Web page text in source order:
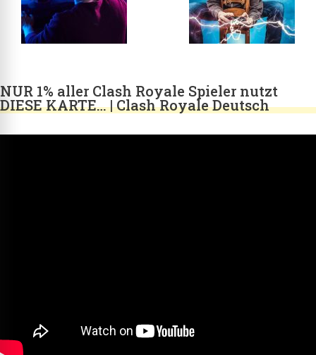
NUR 1% aller Clash Royale Spieler nutzt
DIESE KARTE… | Clash Royale Deutsch